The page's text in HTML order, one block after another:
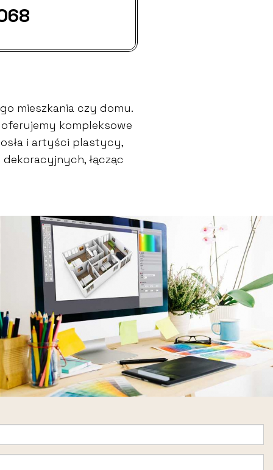
mieszkania czy domu.
kompleksowe
i artyści plastycy,
łącząc